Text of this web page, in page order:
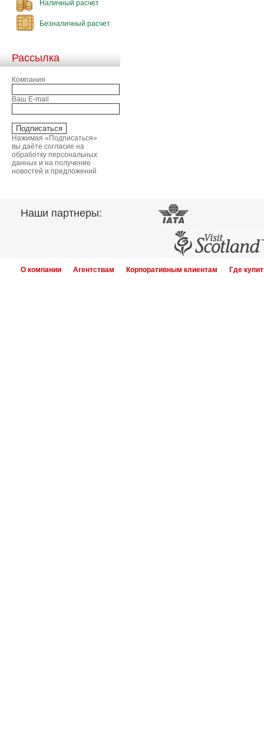
Наличный расчет
Безналичный расчет
Рассылка
Компания
Ваш E-mail
Нажимая «Подписаться»
вы даёте согласие на
обработку персональных
данных и на получение
новостей и предложений
Наши партнеры:
О компании Агентствам Корпоративным клиентам Где